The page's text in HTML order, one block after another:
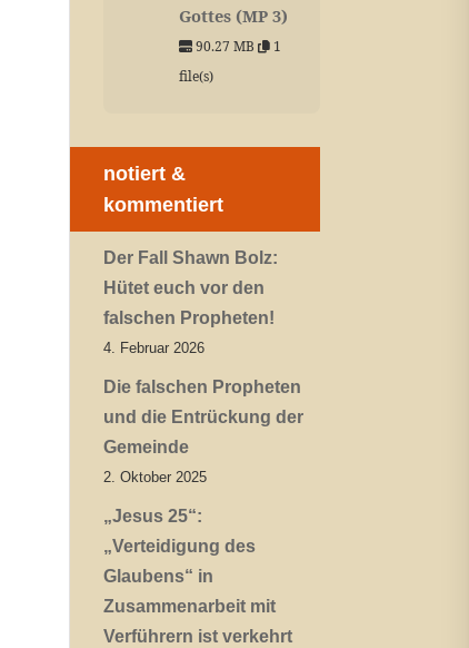
Gottes (MP 3)
90.27 MB
1
file(s)
notiert &
kommentiert
Der Fall Shawn Bolz:
Hütet euch vor den
falschen Propheten!
4. Februar 2026
Die falschen Propheten
und die Entrückung der
Gemeinde
2. Oktober 2025
„Jesus 25“:
„Verteidigung des
Glaubens“ in
Zusammenarbeit mit
Verführern ist verkehrt